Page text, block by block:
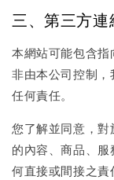
三、第三方連
本網站可能包含
非由本公司控制
任何責任。
您了解並同意，
的內容、商品、
何直接或間接之責